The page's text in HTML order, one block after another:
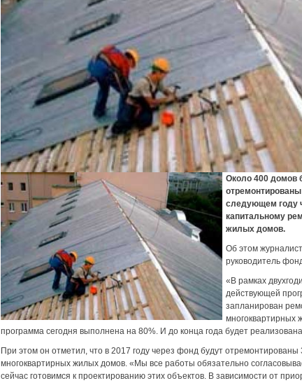
Около 400 домов
следующем году
капитальному
жилых домов.
Об этом
руководитель
«В рамках
действующей
запланирован
многоквартирных
программа сегодня выполнена на 80%. И до конца года будет
При этом он отметил, что в 2017 году через фонд будут отремонтированы
многоквартирных жилых домов. «Мы все работы обязательно
сейчас готовимся к проектированию этих объектов. В зависимости от